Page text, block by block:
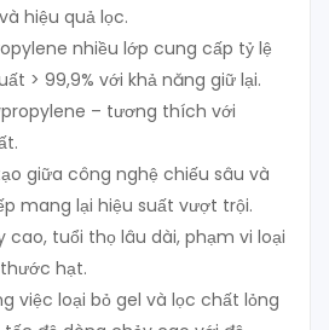
hiệu quả lọc.
nhiều lớp cung cấp tỷ lệ
> 99,9% với khả năng giữ lại.
– tương thích với
giữa công nghệ chiếu sâu và
mang lại hiệu suất vượt trội.
cao, tuổi thọ lâu dài, phạm vi loại
hạt.
việc loại bỏ gel và lọc chất lỏng